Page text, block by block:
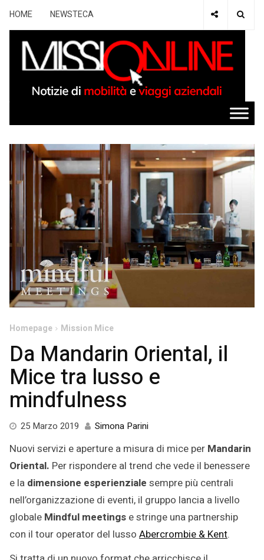
HOME NEWSTECA
Homepage Mission Mice
Da Mandarin Oriental, il
Mice tra lusso e
mindfulness
25 Marzo 2019 16
2022
Simona Parini
Nuovi servizi e aperture a misura di mice per Mandarin
Oriental. Per rispondere al trend che vede il benessere
e la dimensione esperienziale sempre più centrali
nell’organizzazione di eventi, il gruppo lancia a livello
globale Mindful meetings e stringe una partnership
con il tour operator del lusso Abercrombie & Kent.